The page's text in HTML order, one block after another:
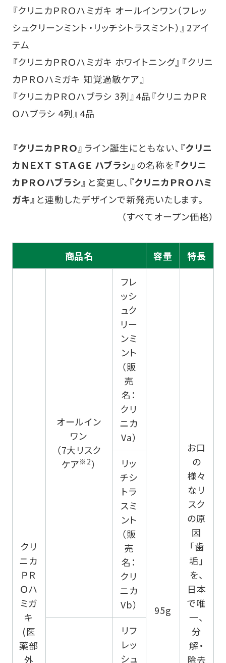
『クリニカＰＲＯハミガキ オールインワン（フレッ
シュクリーンミント・リッチシトラスミント）』2アイ
テム
『クリニカＰＲＯハミガキ ホワイトニング』『クリニ
カＰＲＯハミガキ 知覚過敏ケア』
『クリニカＰＲＯハブラシ 3列』4品『クリニカＰＲ
Ｏハブラシ 4列』4品
『クリニカＰＲＯ』 ライン誕生にともない、 『クリニ
カＮＥＸＴ ＳＴＡＧＥ ハブラシ』の名称を『クリニ
カＰＲＯハブラシ』 と変更し、 『クリニカＰＲＯハミ
ガキ』 と連動したデザインで新発売いたします。
（すべてオープン価格）
商品名 容量 特長
クリ
ニカ
ＰＲ
Ｏハ
ミガ
キ
(医
薬部
外
オールイン
ワン
（7大リスク
ケア※2）
フレ
ッシ
ュク
リー
ンミ
ント
（販
売
名：
クリ
ニカ
Va）
95g
お口
の
様々
なリ
スク
の原
因
「歯
垢」
を、
日本
で唯
一、
分
解・
除去
リッ
チシ
トラ
スミ
ント
（販
売
名：
クリ
ニカ
Vb）
リフ
レッ
シュ